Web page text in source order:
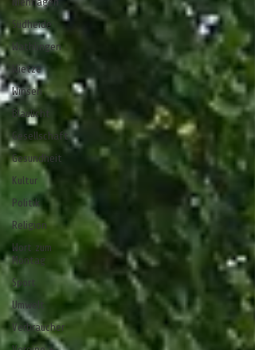
Südheide
Wathlingen
Wietze
Winsen
Blaulicht
Gesellschaft
Gesundheit
Kultur
Politik
Religion
Wort zum
Montag
Sport
Umwelt
Verbraucher